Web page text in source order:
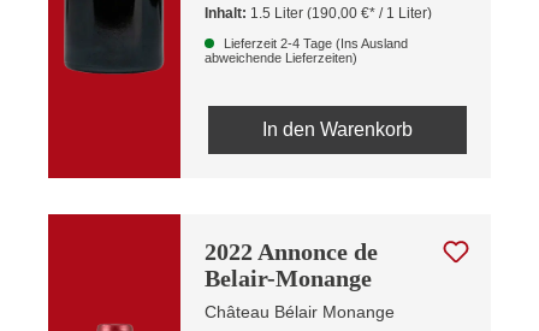
Inhalt: 1.5 Liter(190,00 €* / 1 Liter)
Lieferzeit 2-4 Tage (Ins Ausland
abweichende Lieferzeiten)
In den Warenkorb
2022 Annonce de
Belair-Monange
Château Bélair Monange